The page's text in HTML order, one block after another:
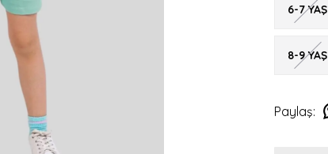
6-7 YAŞ
8-9 YAŞ
Paylaş: